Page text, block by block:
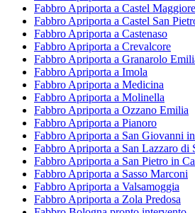
Fabbro Apriporta a Castel Maggiore
Fabbro Apriporta a Castel San
Fabbro Apriporta a Castenaso
Fabbro Apriporta a Crevalcore
Fabbro Apriporta a Granarolo
Fabbro Apriporta a Imola
Fabbro Apriporta a Medicina
Fabbro Apriporta a Molinella
Fabbro Apriporta a Ozzano Emilia
Fabbro Apriporta a Pianoro
Fabbro Apriporta a San Giovanni
Fabbro Apriporta a San Lazzaro di
Fabbro Apriporta a San Pietro in
Fabbro Apriporta a Sasso Marconi
Fabbro Apriporta a Valsamoggia
Fabbro Apriporta a Zola Predosa